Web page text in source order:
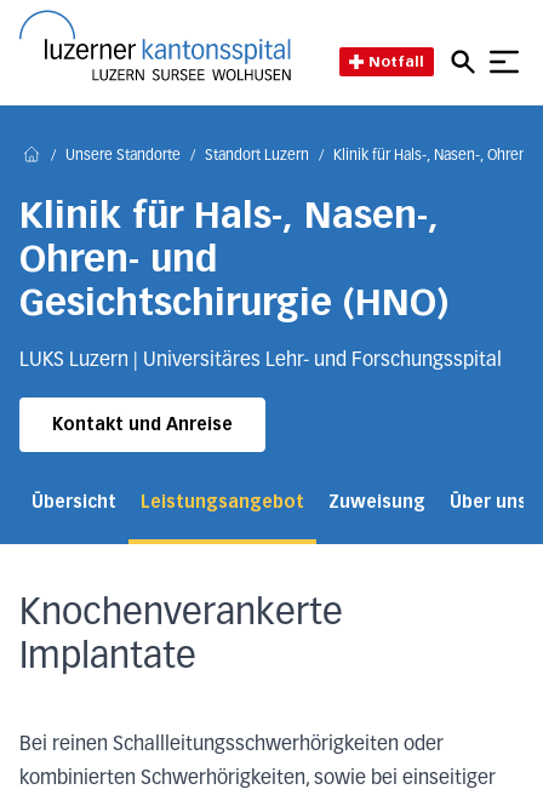
Notfall
/ Unsere Standorte / Standort Luzern / Klinik für Hals-, Nasen-, Ohren-
Klinik für Hals-, Nasen-,
Ohren- und
Gesichtschirurgie (HNO)
LUKS Luzern | Universitäres Lehr- und Forschungsspital
Kontakt und Anreise
Übersicht Leistungsangebot Zuweisung Über uns
Knochenverankerte
Implantate
Bei reinen Schallleitungsschwerhörigkeiten oder
kombinierten Schwerhörigkeiten, sowie bei einseitiger